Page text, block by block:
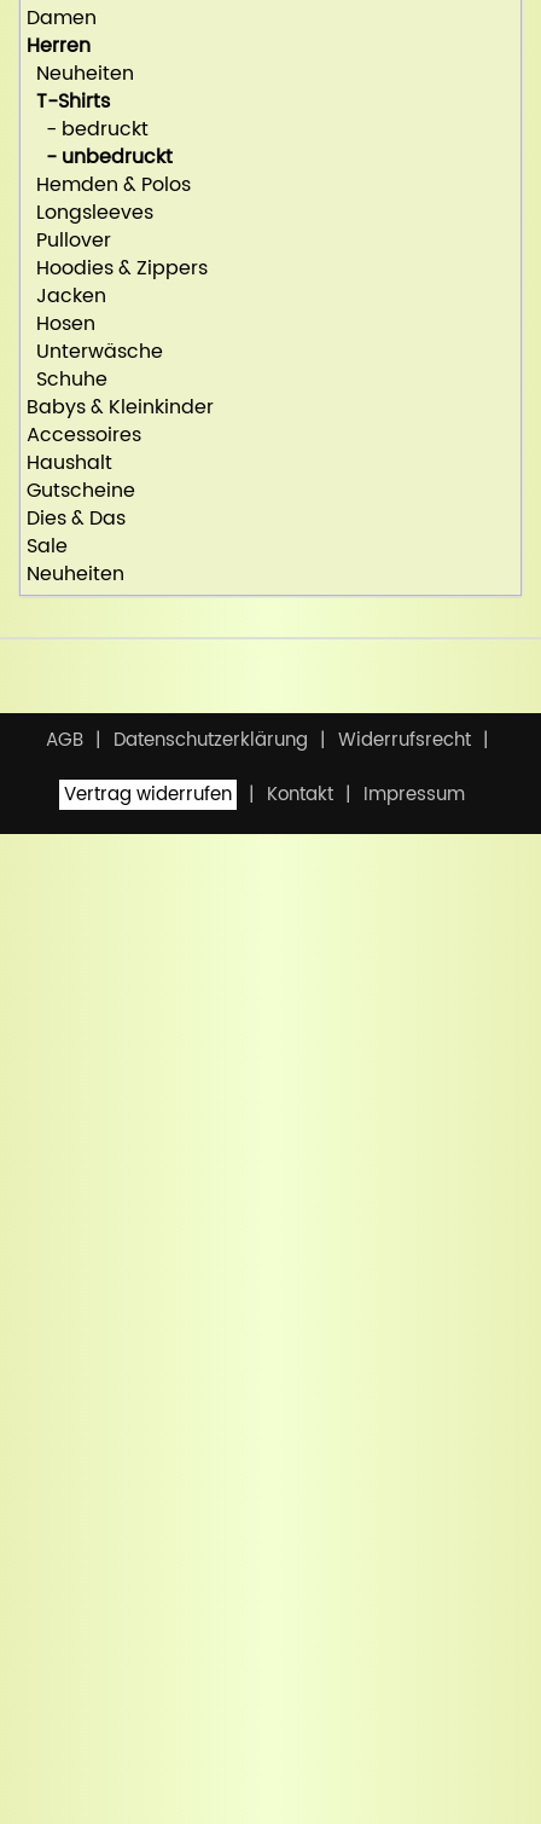
Damen
Herren
Neuheiten
T-Shirts
- bedruckt
- unbedruckt
Hemden & Polos
Longsleeves
Pullover
Hoodies & Zippers
Jacken
Hosen
Unterwäsche
Schuhe
Babys & Kleinkinder
Accessoires
Haushalt
Gutscheine
Dies & Das
Sale
Neuheiten
AGB Datenschutzerklärung
Widerrufsrecht
Vertrag widerrufen
Kontakt Impressum